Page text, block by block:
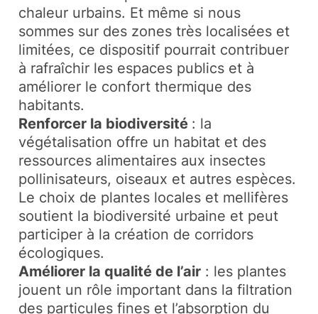
chaleur urbains. Et même si nous
sommes sur des zones très localisées et
limitées, ce dispositif pourrait contribuer
à rafraîchir les espaces publics et à
améliorer le confort thermique des
habitants.
Renforcer la biodiversité : la
végétalisation offre un habitat et des
ressources alimentaires aux insectes
pollinisateurs, oiseaux et autres espèces.
Le choix de plantes locales et mellifères
soutient la biodiversité urbaine et peut
participer à la création de corridors
écologiques.
Améliorer la qualité de l’air : les plantes
jouent un rôle important dans la filtration
des particules fines et l’absorption du